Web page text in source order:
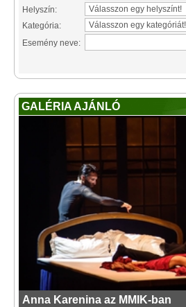
Helyszín:
Kategória:
Esemény neve:
GALÉRIA AJÁNLÓ
Anna Karenina az MMIK-ban